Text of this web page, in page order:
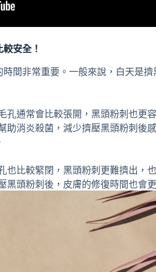
安全！
間非常重要。一般來說，白天是
孔通常會比較張開，黑頭粉刺也更
助消炎殺菌，減少擠壓黑頭粉刺後
也比較緊閉，黑頭粉刺更難擠出，
黑頭粉刺後，皮膚的修復時間也會更